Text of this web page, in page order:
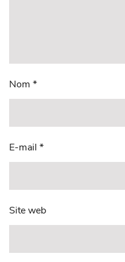
Nom *
E-mail *
Site web